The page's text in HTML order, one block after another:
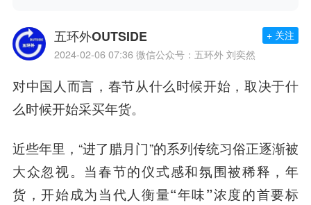
五环外OUTSIDE
2024-02-06 07:36 微信公众号：五环外 刘奕然
+ 关注
对中国人而言，春节从什么时候开始，取决于什
么时候开始采买年货。
近些年里，“进了腊月门”的系列传统习俗正逐渐被
大众忽视。当春节的仪式感和氛围被稀释，年
货，开始成为当代人衡量“年味”浓度的首要标